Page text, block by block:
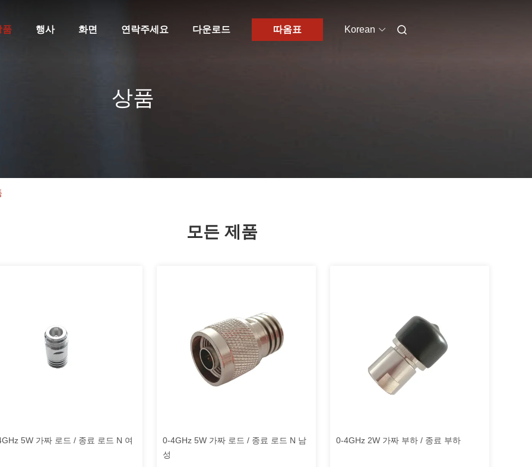
품 행사 화면 연락주세요 다운로드 따옴표 Korean
상품
모든 제품
5W 가짜 로드 / 종료 로드 N 여
0-4GHz 5W 가짜 로드 / 종료 로드 N 남
성
0-4GHz 2W 가짜 부하 / 종료 부하